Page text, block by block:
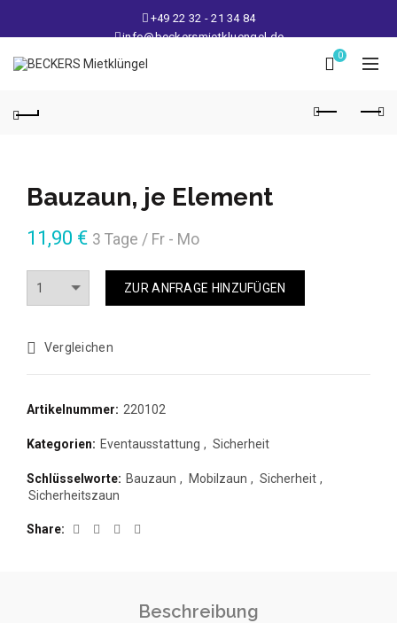
+49 22 32 - 21 34 84
info@beckersmietkluengel.de
Lager: Gutenbergstraße 1 - 50389 Wesseling
Mo - Fr: 9 – 17 Uhr, Sa: 9 – 12 Uhr
0
Bauzaun, je Element
11,90 € 3 Tage / Fr - Mo
ZUR ANFRAGE HINZUFÜGEN
Vergleichen
Artikelnummer: 220102
Kategorien: Eventausstattung , Sicherheit
Schlüsselworte: Bauzaun , Mobilzaun , Sicherheit ,
Sicherheitszaun
Share
Beschreibung